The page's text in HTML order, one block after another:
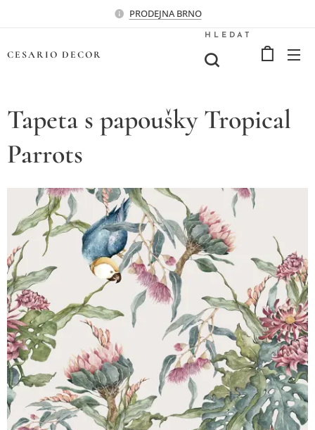
PRODEJNA BRNO
CESARIO DECOR
HLEDAT
Tapeta s papoušky Tropical
Parrots